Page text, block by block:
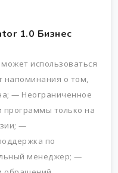
1.0 Бизнес
использоваться
напоминания о том,
— Неограниченное
программы только на
—
по
менеджер; —